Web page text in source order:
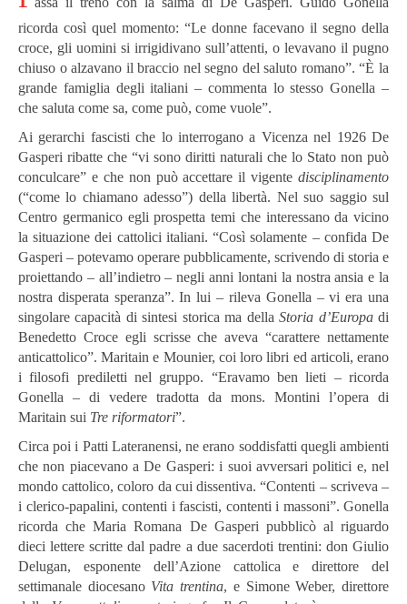
ricorda così quel momento: “Le donne facevano il segno della
croce, gli uomini si irrigidivano sull’attenti, o levavano il pugno
chiuso o alzavano il braccio nel segno del saluto romano”. “È la
grande famiglia degli italiani – commenta lo stesso Gonella –
che saluta come sa, come può, come vuole”.
Ai gerarchi fascisti che lo interrogano a Vicenza nel 1926 De
Gasperi ribatte che “vi sono diritti naturali che lo Stato non può
conculcare” e che non può accettare il vigente disciplinamento
(“come lo chiamano adesso”) della libertà. Nel suo saggio sul
Centro germanico egli prospetta temi che interessano da vicino
la situazione dei cattolici italiani. “Così solamente – confida De
Gasperi – potevamo operare pubblicamente, scrivendo di storia e
proiettando – all’indietro – negli anni lontani la nostra ansia e la
nostra disperata speranza”. In lui – rileva Gonella – vi era una
singolare capacità di sintesi storica ma dellaStoria d’Europadi
Benedetto Croce egli scrisse che aveva “carattere nettamente
anticattolico”. Maritain e Mounier, coi loro libri ed articoli, erano
i filosofi prediletti nel gruppo. “Eravamo ben lieti – ricorda
Gonella – di vedere tradotta da mons. Montini l’opera di
Maritain sui Tre riformatori”.
Circa poi i Patti Lateranensi, ne erano soddisfatti quegli ambienti
che non piacevano a De Gasperi: i suoi avversari politici e, nel
mondo cattolico, coloro da cui dissentiva. “Contenti – scriveva –
i clerico-papalini, contenti i fascisti, contenti i massoni”. Gonella
ricorda che Maria Romana De Gasperi pubblicò al riguardo
dieci lettere scritte dal padre a due sacerdoti trentini: don Giulio
Delugan, esponente dell’Azione cattolica e direttore del
settimanale diocesano Vita trentina, e Simone Weber, direttore